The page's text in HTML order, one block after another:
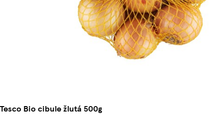
Tesco Bio cibule žlutá 500g